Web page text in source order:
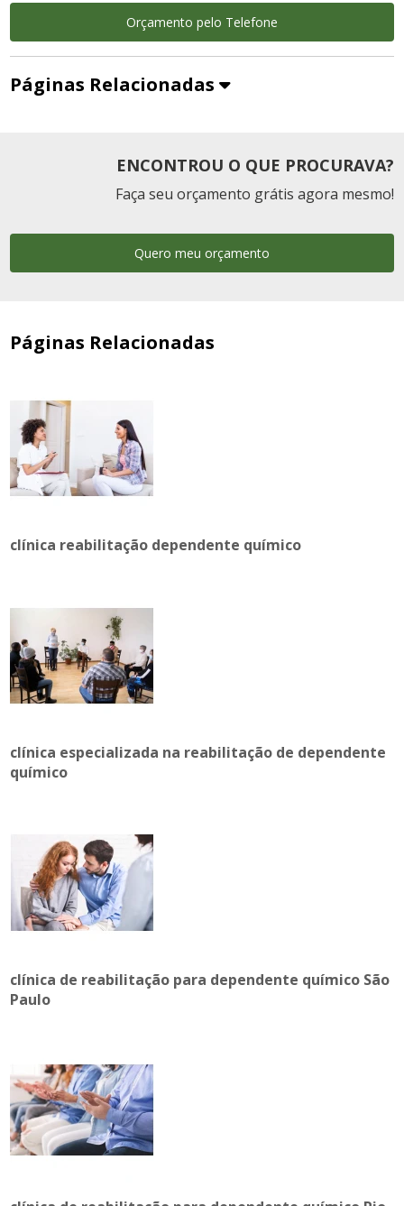
Orçamento pelo Telefone
Páginas Relacionadas
ENCONTROU O QUE PROCURAVA?
Faça seu orçamento grátis agora mesmo!
Quero meu orçamento
Páginas Relacionadas
clínica reabilitação dependente químico
clínica especializada na reabilitação de dependente
químico
clínica de reabilitação para dependente químico São
Paulo